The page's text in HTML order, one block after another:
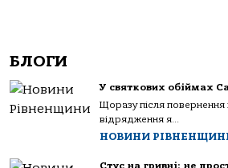
БЛОГИ
У святкових обіймах
Щоразу після повернення
відрядження я...
НОВИНИ
Стус на гривні: не